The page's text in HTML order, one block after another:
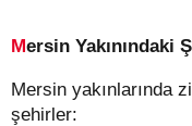
Mersin Yakınındaki
Mersin yakınlarında
şehirler: